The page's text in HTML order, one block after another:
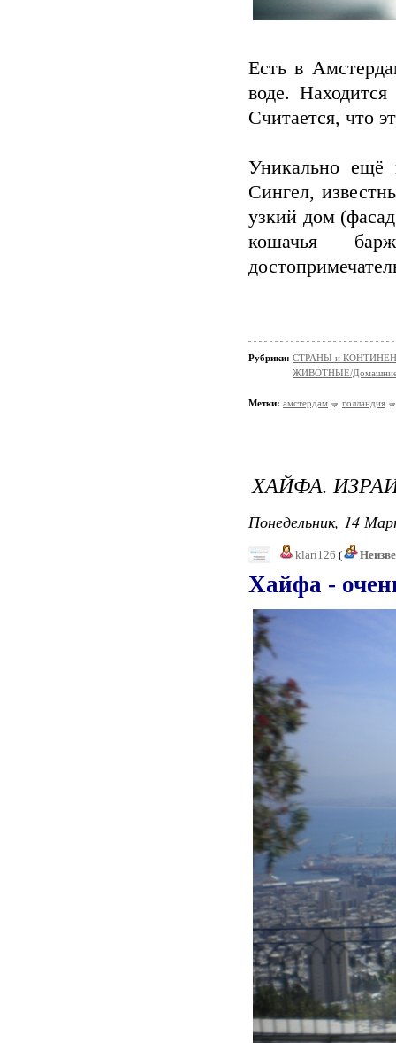
Есть в
воде.
Считается, что
Уникально ещё
Сингел,
узкий дом
кошачья
Рубрики: СТРАНЫ и
ЖИВОТНЫЕ/Домашние
Метки: амстердам голландия
ХАЙФА.
Понедельник, 14
klari126 (
Хайфа -